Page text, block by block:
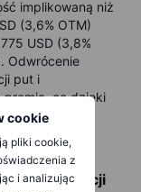
cookie
pliki cookie,
z
i analizując
implikowaną niż
(3,6% OTM)
USD (3,8%
Odwrócenie
put i
premią, co dzięki
rekomendacji